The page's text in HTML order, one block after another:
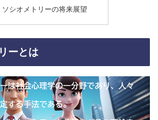
ソシオメトリーの将来展望
ーとは